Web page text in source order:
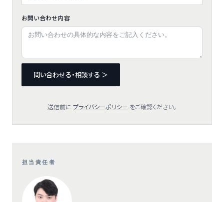
お問い合わせ内容
問い合わせる・相談する ＞
送信前に プライバシーポリシー をご確認ください。
担当責任者